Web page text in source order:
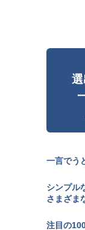
一言でう
シンプル
さまざま
注目の